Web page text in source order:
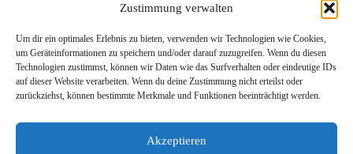
Zustimmung verwalten
Um dir ein optimales Erlebnis zu bieten, verwenden wir Technologien wie Cookies,
um Geräteinformationen zu speichern und/oder darauf zuzugreifen. Wenn du diesen
Technologien zustimmst, können wir Daten wie das Surfverhalten oder eindeutige IDs
auf dieser Website verarbeiten. Wenn du deine Zustimmung nicht erteilst oder
zurückziehst, können bestimmte Merkmale und Funktionen beeinträchtigt werden.
Akzeptieren
Schwerer Verkehrsunfall auf der Lofererstraße bei